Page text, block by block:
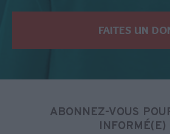
FAITES UN
ABONNEZ-VOUS
INFORMÉ(E)